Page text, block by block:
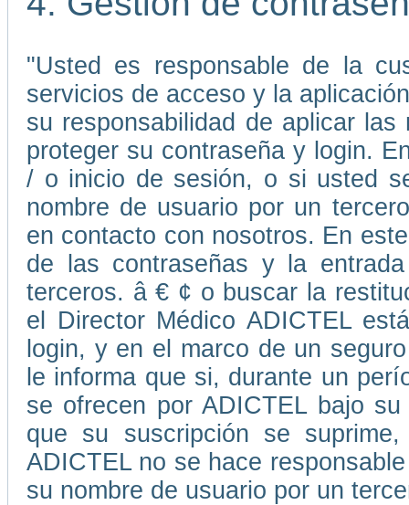
"Usted es responsable de la
servicios de acceso y la
su responsabilidad de aplicar
proteger su contraseña y login.
/ o inicio de sesión, o si usted
nombre de usuario por un
en contacto con nosotros. En
de las contraseñas y la
terceros. â € ¢ o buscar la
el Director Médico ADICTEL
login, y en el marco de un
le informa que si, durante un
se ofrecen por ADICTEL bajo
que su suscripción se
ADICTEL no se hace
su nombre de usuario por un